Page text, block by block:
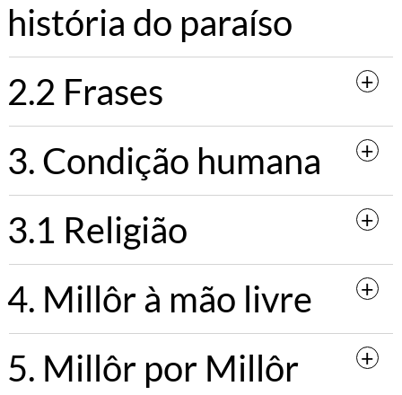
história do paraíso
2.2 Frases
3. Condição humana
3.1 Religião
4. Millôr à mão livre
5. Millôr por Millôr